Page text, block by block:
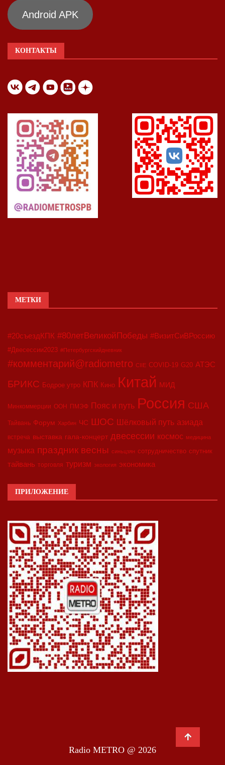
Android APK
КОНТАКТЫ
МЕТКИ
#20съездКПК #80летВеликойПобеды #ВизитСиВРоссию
#Двесессии2023 #Петербургскийдневник
#комментарий@radiometro CIIE COVID-19 G20 АТЭС
БРИКС Бодрое утро КПК Кино Китай МИД
Минкоммерции ООН ПМЭФ Пояс и путь Россия США
Тайвань Форум Харбин ЧС ШОС Шёлковый путь азиада
встреча выставка гала-концерт двесессии космос медицина
музыка праздник весны синьцзян сотрудничество спутник
тайвань торговля туризм экология экономика
ПРИЛОЖЕНИЕ
Radio METRO @ 2026